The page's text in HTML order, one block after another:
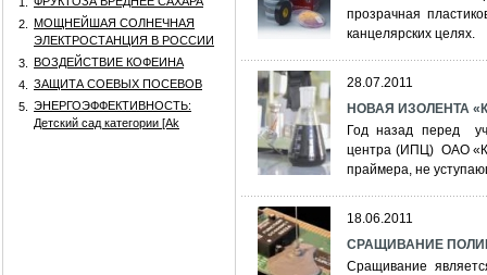
2.
МОЩНЕЙШАЯ СОЛНЕЧНАЯ
ЭЛЕКТРОСТАНЦИЯ В РОССИИ
3.
ВОЗДЕЙСТВИЕ КОФЕИНА
4.
ЗАЩИТА СОЕВЫХ ПОСЕВОВ
5.
ЭНЕРГОЭФФЕКТИВНОСТЬ:
Детский сад категории [Аk
прозрачная
канцелярских целях.
28.07.2011
НОВАЯ ИЗОЛЕНТА
Год назад перед
центра (ИПЦ) ОАО
праймера, не
18.06.2011
СРАЩИВАНИЕ
Сращивание